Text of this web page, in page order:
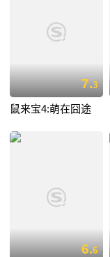
7.3
鼠来宝4:萌在囧途
6.6